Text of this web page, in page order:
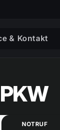
& Kontakt
NOTRUF